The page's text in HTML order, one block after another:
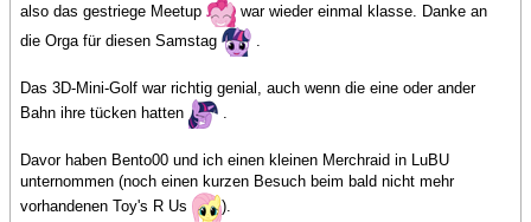
also das gestriege Meetup
war wieder einmal klasse. Danke an
die Orga für diesen Samstag
Das 3D-Mini-Golf war richtig genial, auch wenn die eine oder ander
Bahn ihre tücken hatten
Davor haben Bento00 und ich einen kleinen Merchraid in LuBU
unternommen (noch einen kurzen Besuch beim bald nicht mehr
vorhandenen Toy's R Us
).